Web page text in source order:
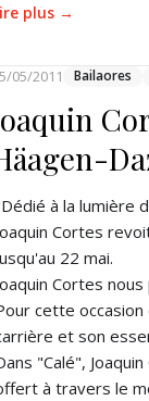
plus →
05/2011 Bailaores
à la lumière
Cortes
22 mai.
Cortes
cette
et son
"Calé",
à travers le